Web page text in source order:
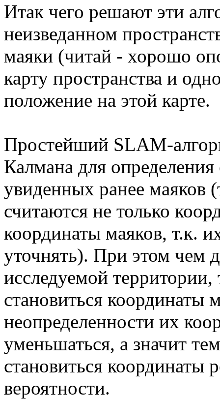
Итак чего решают эти
неизведанном
маяки (читай - хорошо
карту пространства и
положение на этой карте.
Простейший SLAM-
Калмана для
увиденных ранее маяков
считаются не только
координаты маяков, т.к.
уточнять). При этом чем
исследуемой территории,
становиться координаты
неопределенности их
уменьшаться, а значит
становиться координаты
вероятности.